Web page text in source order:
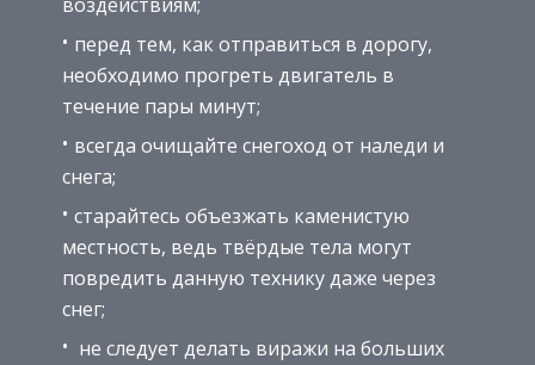
перед тем, как отправиться в дорогу,
необходимо прогреть двигатель в
течение пары минут;
всегда очищайте снегоход от наледи и
снега;
старайтесь объезжать каменистую
местность, ведь твёрдые тела могут
повредить данную технику даже через
снег;
не следует делать виражи на больших